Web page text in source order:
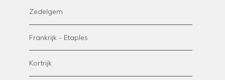
Zedelgem
Frankrijk - Etaples
Kortrijk